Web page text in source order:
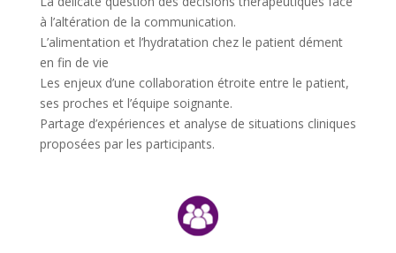
à l’altération de la communication.
L’alimentation et l’hydratation chez le patient dément
en fin de vie
Les enjeux d’une collaboration étroite entre le patient,
ses proches et l’équipe soignante.
Partage d’expériences et analyse de situations cliniques
proposées par les participants.